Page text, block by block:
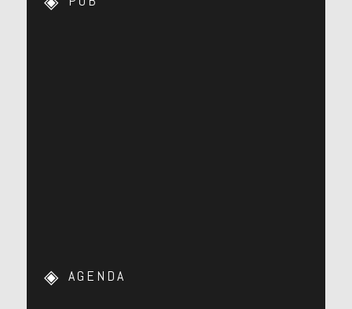
AGENDA